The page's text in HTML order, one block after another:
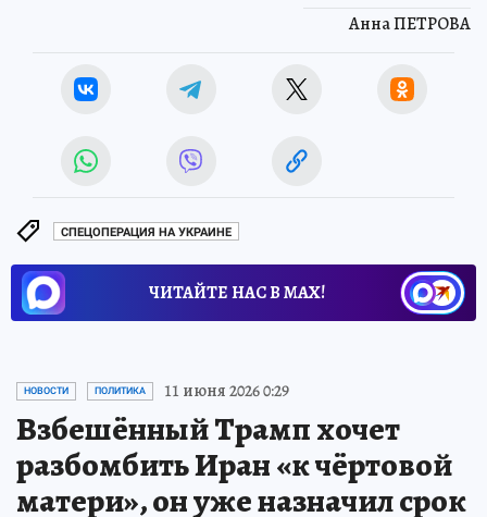
Анна ПЕТРОВА
СПЕЦОПЕРАЦИЯ НА УКРАИНЕ
ЧИТАЙТЕ НАС В МАХ!
НОВОСТИ ПОЛИТИКА 11 июня 2026 0:29
Взбешённый Трамп хочет
разбомбить Иран «к чёртовой
матери», он уже назначил срок